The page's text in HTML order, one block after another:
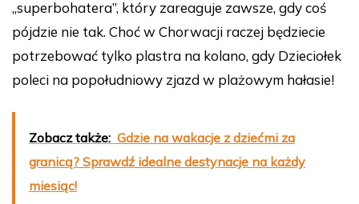
„superbohatera”, który zareaguje zawsze, gdy coś
pójdzie nie tak. Choć w Chorwacji raczej będziecie
potrzebować tylko plastra na kolano, gdy Dzieciołek
poleci na popołudniowy zjazd w plażowym hałasie!
Zobacz także: Gdzie na wakacje z dziećmi za
granicą? Sprawdź idealne destynacje na każdy
miesiąc!